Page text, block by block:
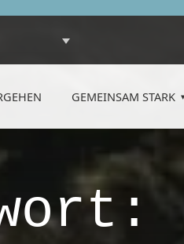
GEMEINSAM STARK